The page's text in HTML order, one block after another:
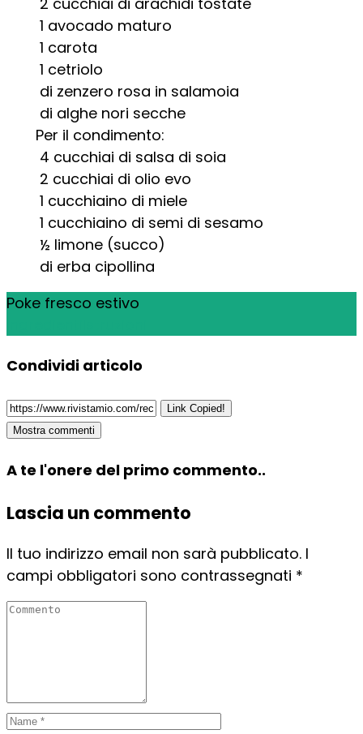
1 avocado maturo
1 carota
1 cetriolo
di zenzero rosa in salamoia
di alghe nori secche
Per il condimento:
4 cucchiai di salsa di soia
2 cucchiai di olio evo
1 cucchiaino di miele
1 cucchiaino di semi di sesamo
½ limone (succo)
di erba cipollina
Poke fresco estivo
Condividi articolo
Link Copied!
Mostra commenti
A te l'onere del primo commento..
Lascia un commento
Il tuo indirizzo email non sarà pubblicato. I
campi obbligatori sono contrassegnati *